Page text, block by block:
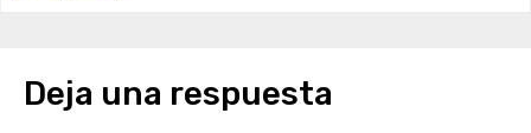
Deja una respuesta